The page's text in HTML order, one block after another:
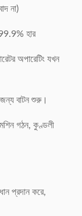
না)
হার
অপারেটিং যখন
জন্য বাটন শুরু।
গঠন, কুণ্ডলী
প্রদান করে,